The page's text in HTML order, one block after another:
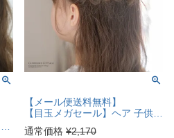
【メール便送料無料】
【目玉メガセール】ヘア 子供 髪飾り パール＆ビジューのフローラルヘアクリップラインストーン リボンヘッドドレス YUP12《メール便優先商品》 アクセサリー ヘアアクセサリー
通常価格 ¥2,170